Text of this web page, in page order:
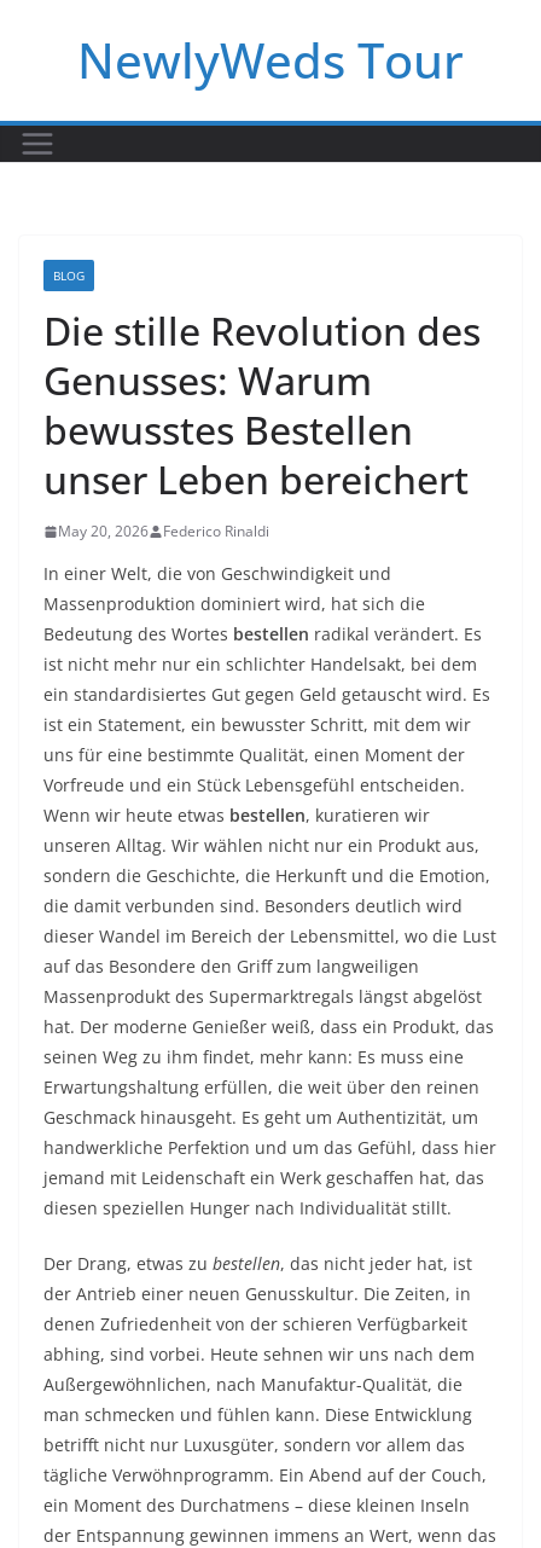
NewlyWeds Tour
BLOG
Die stille Revolution des
Genusses: Warum
bewusstes Bestellen
unser Leben bereichert
May 20, 2026 Federico Rinaldi
In einer Welt, die von Geschwindigkeit und
Massenproduktion dominiert wird, hat sich die
Bedeutung des Wortes bestellen radikal verändert. Es
ist nicht mehr nur ein schlichter Handelsakt, bei dem
ein standardisiertes Gut gegen Geld getauscht wird. Es
ist ein Statement, ein bewusster Schritt, mit dem wir
uns für eine bestimmte Qualität, einen Moment der
Vorfreude und ein Stück Lebensgefühl entscheiden.
Wenn wir heute etwas bestellen, kuratieren wir
unseren Alltag. Wir wählen nicht nur ein Produkt aus,
sondern die Geschichte, die Herkunft und die Emotion,
die damit verbunden sind. Besonders deutlich wird
dieser Wandel im Bereich der Lebensmittel, wo die Lust
auf das Besondere den Griff zum langweiligen
Massenprodukt des Supermarktregals längst abgelöst
hat. Der moderne Genießer weiß, dass ein Produkt, das
seinen Weg zu ihm findet, mehr kann: Es muss eine
Erwartungshaltung erfüllen, die weit über den reinen
Geschmack hinausgeht. Es geht um Authentizität, um
handwerkliche Perfektion und um das Gefühl, dass hier
jemand mit Leidenschaft ein Werk geschaffen hat, das
diesen speziellen Hunger nach Individualität stillt.
Der Drang, etwas zu bestellen, das nicht jeder hat, ist
der Antrieb einer neuen Genusskultur. Die Zeiten, in
denen Zufriedenheit von der schieren Verfügbarkeit
abhing, sind vorbei. Heute sehnen wir uns nach dem
Außergewöhnlichen, nach Manufaktur-Qualität, die
man schmecken und fühlen kann. Diese Entwicklung
betrifft nicht nur Luxusgüter, sondern vor allem das
tägliche Verwöhnprogramm. Ein Abend auf der Couch,
ein Moment des Durchatmens – diese kleinen Inseln
der Entspannung gewinnen immens an Wert, wenn das